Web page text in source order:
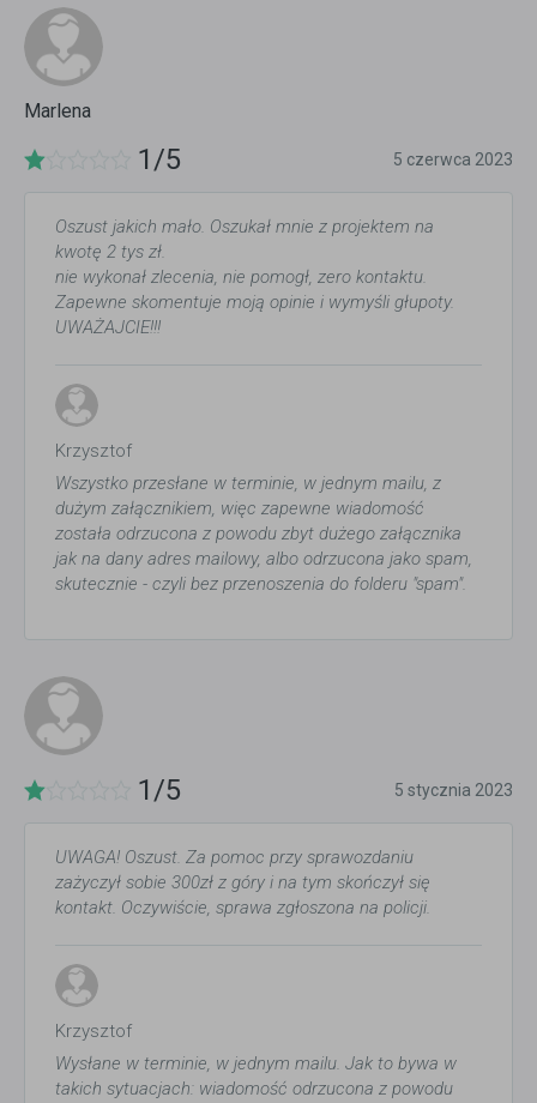
Marlena
1/5 5 czerwca 2023
Oszust jakich mało. Oszukał mnie z projektem na
kwotę 2 tys zł.
nie wykonał zlecenia, nie pomogł, zero kontaktu.
Zapewne skomentuje moją opinie i wymyśli głupoty.
UWAŻAJCIE!!!
Krzysztof
Wszystko przesłane w terminie, w jednym mailu, z
dużym załącznikiem, więc zapewne wiadomość
została odrzucona z powodu zbyt dużego załącznika
jak na dany adres mailowy, albo odrzucona jako spam,
skutecznie - czyli bez przenoszenia do folderu "spam".
1/5 5 stycznia 2023
UWAGA! Oszust. Za pomoc przy sprawozdaniu
zażyczył sobie 300zł z góry i na tym skończył się
kontakt. Oczywiście, sprawa zgłoszona na policji.
Krzysztof
Wysłane w terminie, w jednym mailu. Jak to bywa w
takich sytuacjach: wiadomość odrzucona z powodu